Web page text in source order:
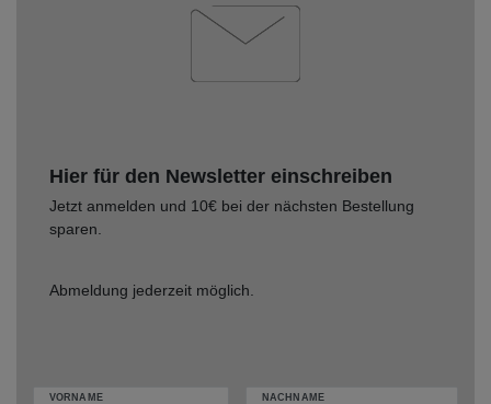
Hier für den Newsletter einschreiben
Jetzt anmelden und 10€ bei der nächsten Bestellung
sparen.
Abmeldung jederzeit möglich.
VORNAME NACHNAME